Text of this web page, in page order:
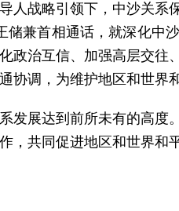
人战略引领下，中沙关
储兼首相通话，就深化中
政治互信、加强高层交往
协调，为维护地区和世界
发展达到前所未有的高
，共同促进地区和世界和